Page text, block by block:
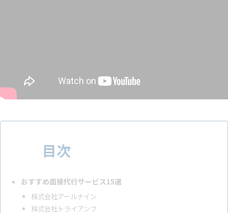
目次
おすすめ面接代行サービス15選
株式会社アールナイン
株式会社トライアンフ